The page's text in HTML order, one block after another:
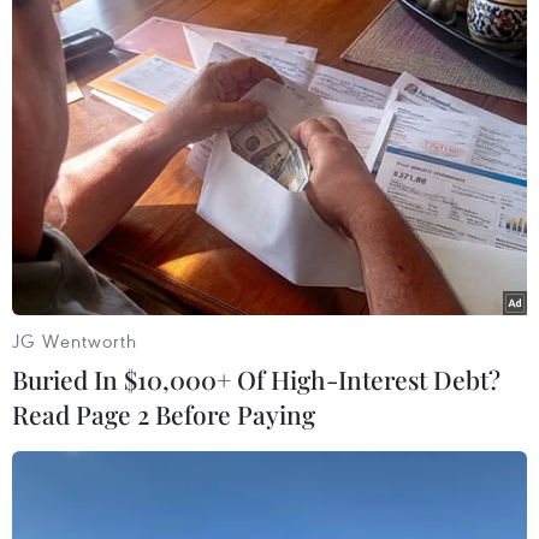
#Bundesliga #Dortmund
#Cologne
#Bayern Munich
Theo dõi VietnamPlus
JG Wentworth
Buried In $10,000+ Of High-Interest Debt?
Read Page 2 Before Paying